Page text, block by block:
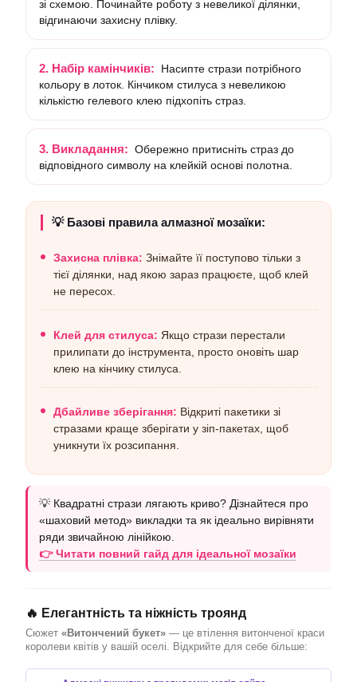
зі схемою. Починайте роботу з невеликої ділянки,
відгинаючи захисну плівку.
2. Набір камінчиків:
Насипте стрази потрібного
кольору в лоток. Кінчиком стилуса з невеликою
кількістю гелевого клею підхопіть страз.
3. Викладання: Обережно притисніть страз до
відповідного символу на клейкій основі полотна.
💡 Базові правила алмазної мозаїки:
Захисна плівка: Знімайте її поступово тільки з
тієї ділянки, над якою зараз працюєте, щоб клей
не пересох.
Клей для стилуса: Якщо стрази перестали
прилипати до інструмента, просто оновіть шар
клею на кінчику стилуса.
Дбайливе зберігання: Відкриті пакетики зі
стразами краще зберігати у зіп-пакетах, щоб
уникнути їх розсипання.
💡 Квадратні стрази лягають криво? Дізнайтеся про
«шаховий метод» викладки та як ідеально вирівняти
ряди звичайною лінійкою.
👉 Читати повний гайд для ідеальної мозаїки
🔥 Елегантність та ніжність троянд
Сюжет «Витончений букет» — це втілення витонченої краси
королеви квітів у вашій оселі. Відкрийте для себе більше: